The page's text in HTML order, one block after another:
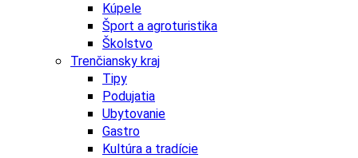
Kúpele
Šport a agroturistika
Školstvo
Trenčiansky kraj
Tipy
Podujatia
Ubytovanie
Gastro
Kultúra a tradície